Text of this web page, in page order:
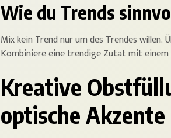
Wie du Trends
Mix kein Trend nur um des Trendes
Kombiniere eine trendige Zutat mit einem
Kreative
optische Akzente